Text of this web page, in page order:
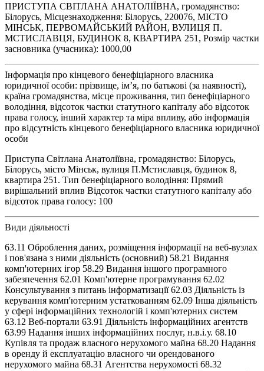
ПРИСТУПА СВІТЛАНА АНАТОЛІЇВНА, громадянство:
Білорусь, Місцезнаходження: Білорусь, 220076, МІСТО
МІНСЬК, ПЕРВОМАЙСЬКИЙ РАЙОН, ВУЛИЦЯ П.
МСТИСЛАВЦЯ, БУДИНОК 8, КВАРТИРА 251, Розмір частки
засновника (учасника): 1000,00
Інформація про кінцевого бенефіціарного власника
юридичної особи: прізвище, ім’я, по батькові (за наявності),
країна громадянства, місце проживання, тип бенефіціарного
володіння, відсоток частки статутного капіталу або відсоток
права голосу, інший характер та міра впливу, або інформація
про відсутність кінцевого бенефіціарного власника юридичної
особи
Приступа Світлана Анатоліївна, громадянство: Білорусь,
Білорусь, місто Мінськ, вулиця П.Мстиславця, будинок 8,
квартира 251. Тип бенефіціарного володіння: Прямий
вирішальний вплив Відсоток частки статутного капіталу або
відсоток права голосу: 100
Види діяльності
63.11 Оброблення даних, розміщення інформації на веб-вузлах
і пов'язана з ними діяльність (основний) 58.21 Видання
комп'ютерних ігор 58.29 Видання іншого програмного
забезпечення 62.01 Комп'ютерне програмування 62.02
Консультування з питань інформатизації 62.03 Діяльність із
керування комп'ютерним устаткованням 62.09 Інша діяльність
у сфері інформаційних технологій і комп'ютерних систем
63.12 Веб-портали 63.91 Діяльність інформаційних агентств
63.99 Надання інших інформаційних послуг, н.в.і.у. 68.10
Купівля та продаж власного нерухомого майна 68.20 Надання
в оренду й експлуатацію власного чи орендованого
нерухомого майна 68.31 Агентства нерухомості 68.32